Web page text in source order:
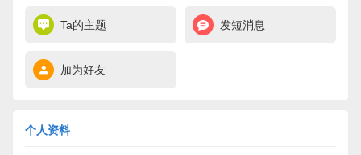
Ta的主题 发短消息
加为好友
个人资料